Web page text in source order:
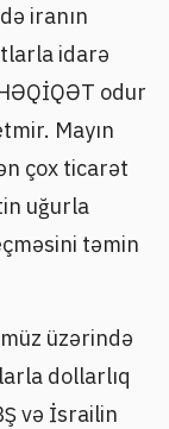
iranın
idarə
odur
Mayın
çox ticarət
uğurla
təmin
üzərində
dollarlıq
və İsrailin